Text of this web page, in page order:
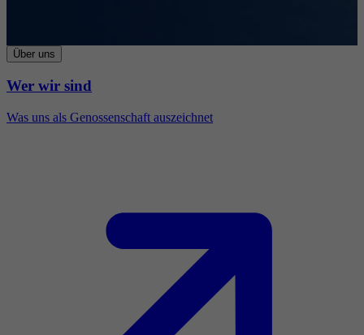
Über uns
Wer wir sind
Was uns als Genossenschaft auszeichnet